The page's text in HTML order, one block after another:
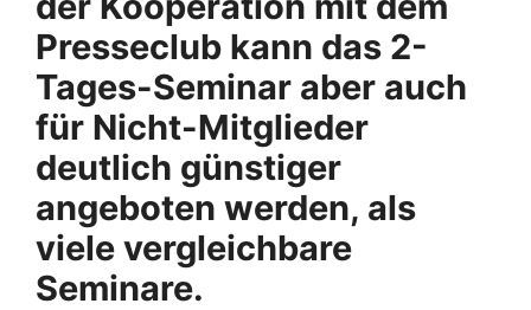
Presseclub kann das 2-
Tages-Seminar aber auch
für Nicht-Mitglieder
deutlich günstiger
angeboten werden, als
viele vergleichbare
Seminare.